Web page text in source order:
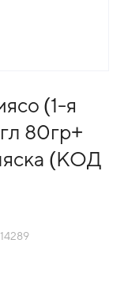
(1-я
80гр+
(КОД